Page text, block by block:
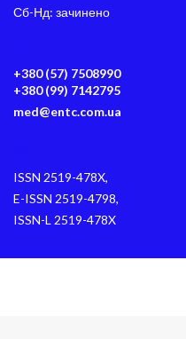
Сб-Нд: зачинено
+380 (57) 7508990
+380 (99) 7142795
med@entc.com.ua
ISSN 2519-478X,
E-ISSN 2519-4798,
ISSN-L 2519-478X